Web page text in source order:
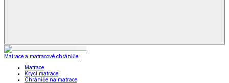
Matrace a matracové chrániče
Matrace
Krycí matrace
Chrániče na matrace